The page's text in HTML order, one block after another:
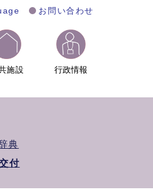
お問い合わせ
施設 行政情報
典
付